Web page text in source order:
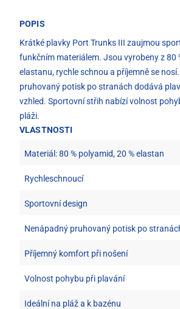
POPIS
Krátké plavky Port Trunks III zaujmou
funkčním materiálem. Jsou vyrobeny z 80
elastanu, rychle schnou a příjemně se
pruhovaný potisk po stranách dodává
vzhled. Sportovní střih nabízí volnost
pláži.
VLASTNOSTI
Materiál: 80 % polyamid, 20 % elastan
Rychleschnoucí
Sportovní design
Nenápadný pruhovaný potisk po
Příjemný komfort při nošení
Volnost pohybu při plavání
Ideální na pláž a k bazénu